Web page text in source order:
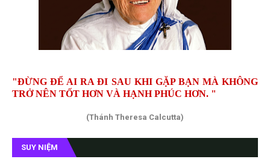
"ĐỪNG ĐỂ AI RA ĐI SAU KHI GẶP BẠN MÀ KHÔNG
TRỞ NÊN TỐT HƠN VÀ HẠNH PHÚC HƠN. "
(Thánh Theresa Calcutta)
SUY NIỆM